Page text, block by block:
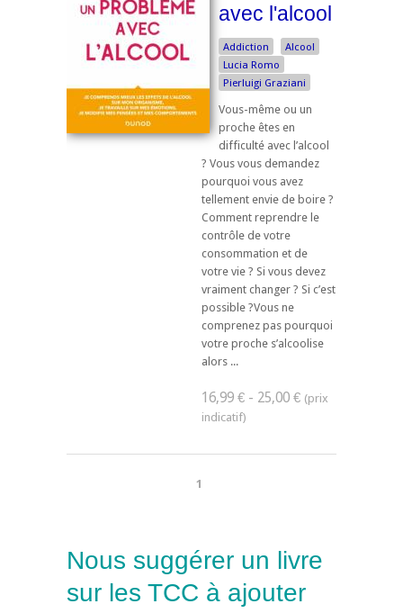
avec l'alcool
Addiction
Alcool
Lucia Romo
Pierluigi Graziani
Vous-même ou un
proche êtes en
difficulté avec l’alcool
? Vous vous demandez
pourquoi vous avez
tellement envie de boire ?
Comment reprendre le
contrôle de votre
consommation et de
votre vie ? Si vous devez
vraiment changer ? Si c’est
possible ?Vous ne
comprenez pas pourquoi
votre proche s’alcoolise
alors ...
16,99 € - 25,00 €
1
Nous suggérer un livre
sur les TCC à ajouter